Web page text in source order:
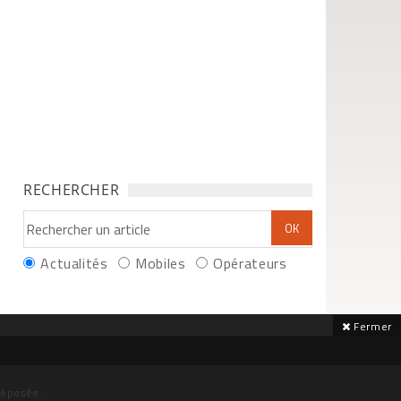
RECHERCHER
Actualités Mobiles Opérateurs
Fermer